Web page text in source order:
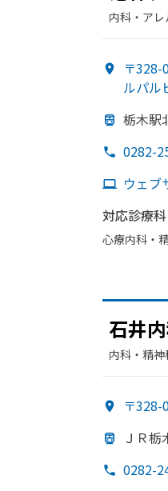
内科・​ア
〒328-
ルパル
栃木駅
0282-
ウェブ
対応診療科
心療内科・​
石井
内科・​精
〒328-
ＪＲ栃
0282-